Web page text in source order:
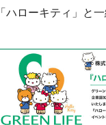
「ハローキティ」と